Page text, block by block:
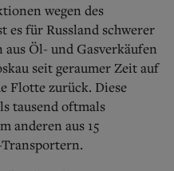
sind
Login
wegen des
es für Russland schwerer
Öl- und Gasverkäufen
seit geraumer Zeit auf
Flotte zurück. Diese
tausend oftmals
anderen aus 15